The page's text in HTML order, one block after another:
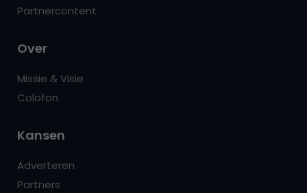
Partnercontent
Over
Missie & Visie
Colofon
Kansen
Adverteren
Partners